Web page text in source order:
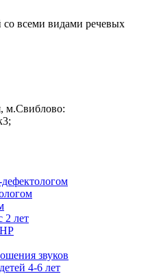
всеми видами речевых
м.Свиблово:
2 лет
звуков
4-6 лет